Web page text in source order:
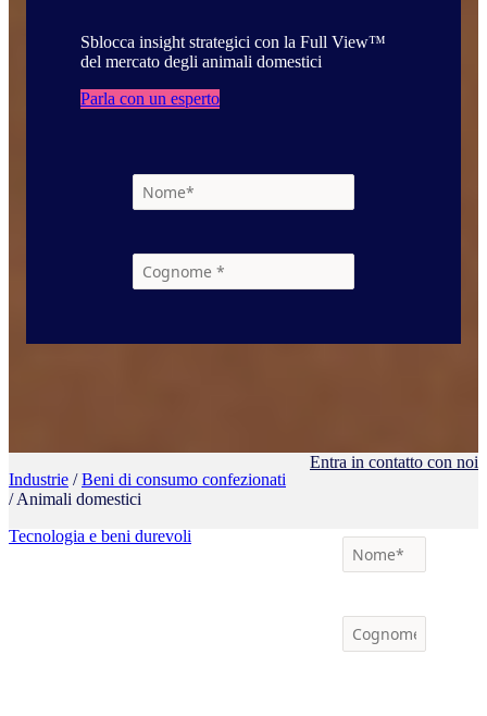
Sblocca insight strategici con la Full View™
del mercato degli animali domestici
Parla con un esperto
Industrie /Beni di consumo confezionati
/ Animali domestici
Tecnologia e beni durevoli
Entra in contatto con noi